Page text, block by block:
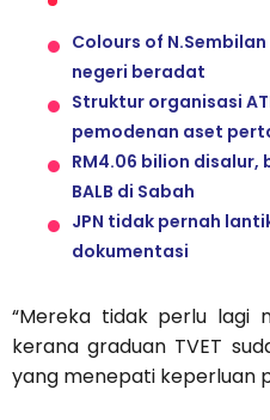
Colours of
negeri beradat
Struktur organisasi
pemodenan aset
RM4.06 bilion
BALB di Sabah
JPN tidak pernah
dokumentasi
“Mereka tidak perlu lagi
kerana graduan TVET
yang menepati keperluan